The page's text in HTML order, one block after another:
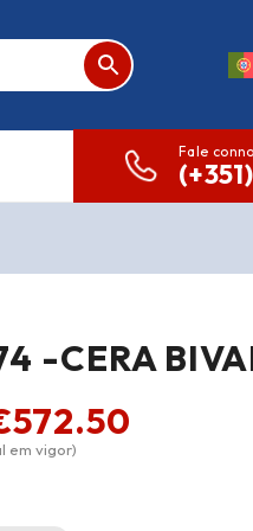
Fale
-CERA
572.50
em vigor)